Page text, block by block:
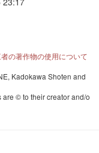
の著作物の使用について
Kadokawa Shoten and
© to their creator and/o